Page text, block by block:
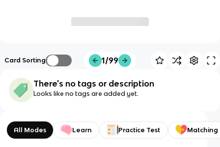
Card Sorting 1/99
There's no tags or description
Looks like no tags are added yet.
All Modes Learn Practice Test Matching